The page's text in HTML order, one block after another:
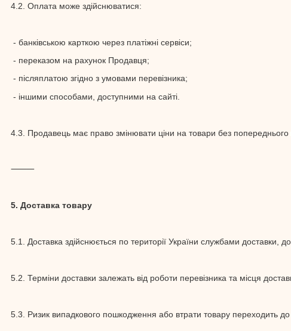
4.2. Оплата може здійснюватися:
- банківською карткою через платіжні сервіси;
- переказом на рахунок Продавця;
- післяплатою згідно з умовами перевізника;
- іншими способами, доступними на сайті.
4.3. Продавець має право змінювати ціни на товари без попереднього
⸻
5. Доставка товару
5.1. Доставка здійснюється по території України службами доставки,
5.2. Терміни доставки залежать від роботи перевізника та місця
5.3. Ризик випадкового пошкодження або втрати товару переходить